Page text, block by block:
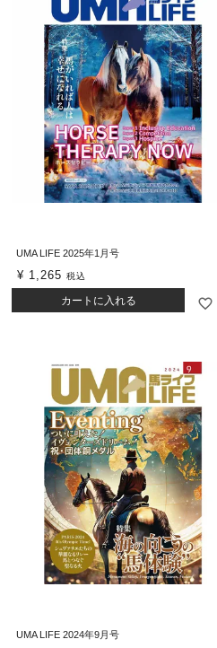
UMA LIFE 2025年1月号
¥ 1,265 税込
カートに入れる
UMA LIFE 2024年9月号